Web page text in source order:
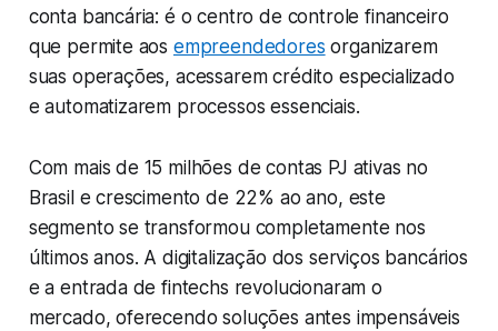
conta bancária: é o centro de controle financeiro
que permite aos empreendedores organizarem
suas operações, acessarem crédito especializado
e automatizarem processos essenciais.
Com mais de 15 milhões de contas PJ ativas no
Brasil e crescimento de 22% ao ano, este
segmento se transformou completamente nos
últimos anos. A digitalização dos serviços bancários
e a entrada de fintechs revolucionaram o
mercado, oferecendo soluções antes impensáveis